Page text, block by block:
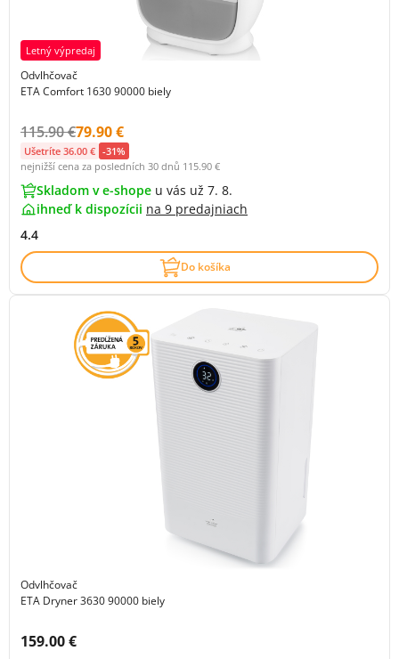
Letný výpredaj
Odvlhčovač
ETA Comfort 1630 90000 biely
Původní cena s DPH:
115.90 €Cena s DPH:
79.90 €
Ušetríte 36.00 € -31%
nejnižší cena za posledních 30 dnů 115.90 €
Skladom v e-shope u vás už 7. 8.
ihneď k dispozícii na 9 predajniach
4.4
Do košíka
Odvlhčovač
ETA Dryner 3630 90000 biely
Cena s DPH:
159.00 €